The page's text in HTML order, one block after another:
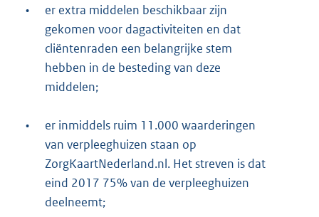
•
er extra middelen beschikbaar zijn
gekomen voor dagactiviteiten en dat
cliëntenraden een belangrijke stem
hebben in de besteding van deze
middelen;
•
er inmiddels ruim 11.000 waarderingen
van verpleeghuizen staan op
ZorgKaartNederland.nl. Het streven is dat
eind 2017 75% van de verpleeghuizen
deelneemt;